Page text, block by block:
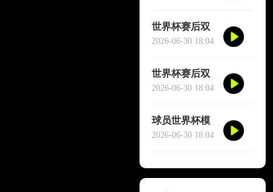
世界杯赛后双
方球员大规模
2026-06-30 18:04
世界杯赛后双
方球员大规模
2026-06-30 18:04
球员世界杯模
仿哈兰德冥想
2026-06-30 18:04